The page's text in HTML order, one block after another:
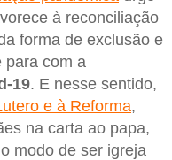
à reconciliação
forma de exclusão e
para com a
19. E nesse sentido,
e à Reforma,
na carta ao papa,
modo de ser igreja